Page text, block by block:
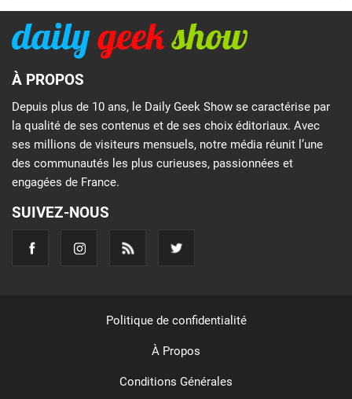
À PROPOS
Depuis plus de 10 ans, le Daily Geek Show se caractérise par
la qualité de ses contenus et de ses choix éditoriaux. Avec
ses millions de visiteurs mensuels, notre média réunit l’une
des communautés les plus curieuses, passionnées et
engagées de France.
SUIVEZ-NOUS
Politique de confidentialité
À Propos
Conditions Générales